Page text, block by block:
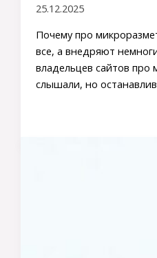
25.12.2025
Почему про
все, а внедряют
владельцев сайтов про
слышали, но